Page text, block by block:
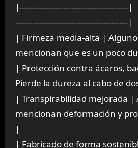
|————————————–|
—————————————|
| Firmeza media-alta |
mencionan que es un poco
| Protección contra ácaros,
Pierde la dureza al cabo de
| Transpirabilidad mejorada |
mencionan deformación y
|
| Fabricado de forma